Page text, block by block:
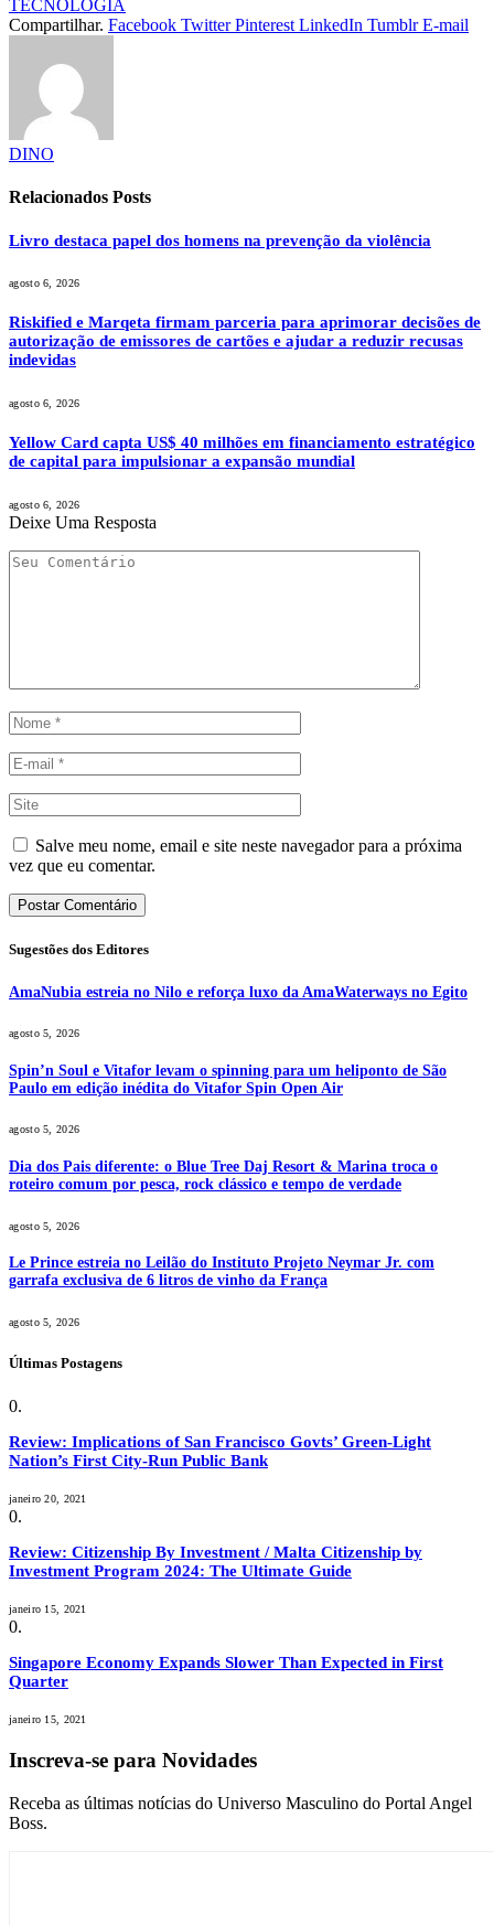
TECNOLOGIA
Compartilhar. Facebook Twitter Pinterest LinkedIn Tumblr E-mail
DINO
Relacionados Posts
Livro destaca papel dos homens na prevenção da violência
agosto 6, 2026
Riskified e Marqeta firmam parceria para aprimorar decisões de
autorização de emissores de cartões e ajudar a reduzir recusas
indevidas
agosto 6, 2026
Yellow Card capta US$ 40 milhões em financiamento estratégico
de capital para impulsionar a expansão mundial
agosto 6, 2026
Deixe Uma Resposta
Salve meu nome, email e site neste navegador para a próxima
vez que eu comentar.
Sugestões dos Editores
AmaNubia estreia no Nilo e reforça luxo da AmaWaterways no Egito
agosto 5, 2026
Spin’n Soul e Vitafor levam o spinning para um heliponto de São
Paulo em edição inédita do Vitafor Spin Open Air
agosto 5, 2026
Dia dos Pais diferente: o Blue Tree Daj Resort & Marina troca o
roteiro comum por pesca, rock clássico e tempo de verdade
agosto 5, 2026
Le Prince estreia no Leilão do Instituto Projeto Neymar Jr. com
garrafa exclusiva de 6 litros de vinho da França
agosto 5, 2026
Últimas Postagens
Review: Implications of San Francisco Govts’ Green-Light
Nation’s First City-Run Public Bank
janeiro 20, 2021
Review: Citizenship By Investment / Malta Citizenship by
Investment Program 2024: The Ultimate Guide
janeiro 15, 2021
Singapore Economy Expands Slower Than Expected in First
Quarter
janeiro 15, 2021
Inscreva-se para Novidades
Receba as últimas notícias do Universo Masculino do Portal Angel
Boss.